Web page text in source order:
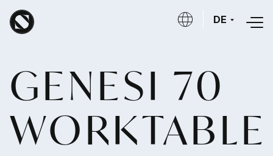
Direkt zum Inhalt
DE
GENESI 70
WORKTABLE